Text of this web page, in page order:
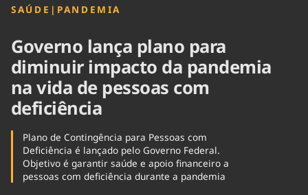
SAÚDE | PANDEMIA
Governo lança plano para
diminuir impacto da pandemia
na vida de pessoas com
deficiência
Plano de Contingência para Pessoas com
Deficiência é lançado pelo Governo Federal.
Objetivo é garantir saúde e apoio financeiro a
pessoas com deficiência durante a pandemia